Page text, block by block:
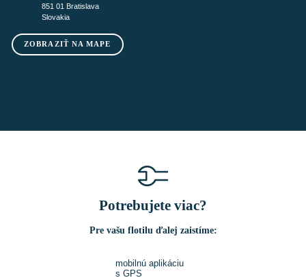
851 01 Bratislava
Slovakia
ZOBRAZIŤ NA MAPE
Potrebujete viac?
Pre vašu flotilu ďalej zaistíme:
mobilnú aplikáciu
s GPS